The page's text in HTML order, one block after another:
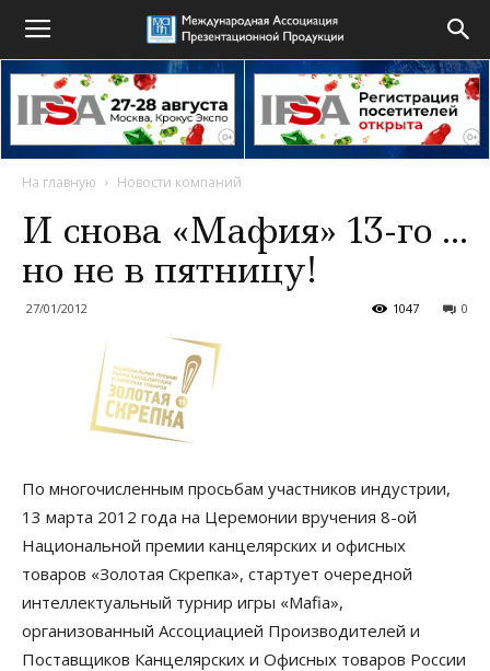
На главную Новости компаний
И снова «Мафия» 13-го …
но не в пятницу!
27/01/2012 0
1047
По многочисленным просьбам участников индустрии,
13 марта 2012 года на Церемонии вручения 8-ой
Национальной премии канцелярских и офисных
товаров «Золотая Скрепка», стартует очередной
интеллектуальный турнир игры «Mafia»,
организованный Ассоциацией Производителей и
Поставщиков Канцелярских и Офисных товаров России